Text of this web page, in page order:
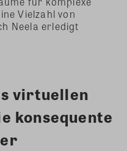
Vielzahl von
Neela erledigt
virtuellen
konsequente